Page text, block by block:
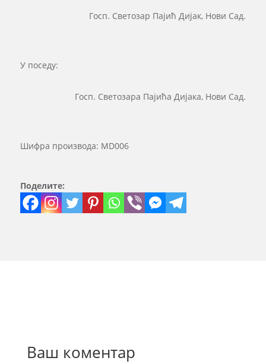
Госп. Светозар Пајић Дијак, Нови Сад.
У поседу:
Госп. Светозара Пајића Дијака, Нови Сад.
Шифра производа: MD006
Поделите:
Ваш коментар